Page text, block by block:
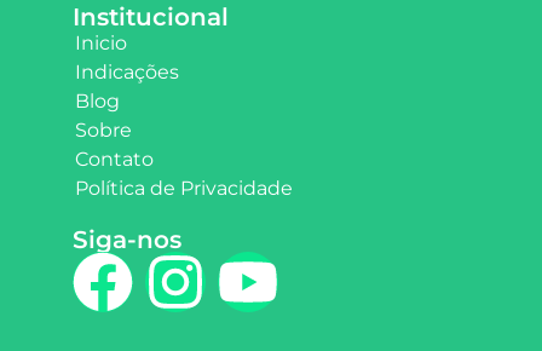
Institucional
Inicio
Indicações
Blog
Sobre
Contato
Política de Privacidade
Siga-nos